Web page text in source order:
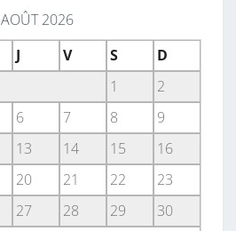
AOÛT 2026
J V S
D
1
2
6 7 8
9
13 14 15
16
20 21 22
23
27 28 29
30